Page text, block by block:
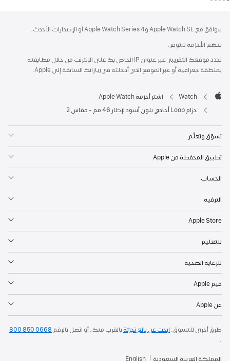
يتوافق مع Apple Watch SE وApple Watch Series 4 أو الإصدارات الأحدث.
تخضع الأحزمة للتوفر.
نحدد موقعك التقريبي عبر عنوان IP الخاص بك على الإنترنت من خلال مطابقته
بمنطقة جغرافية أو عبر الموقع الذي أدخلته في زياراتك السابقة إلى Apple.
Watch
اشتر أحزمة Apple Watch
حزام Loop أحادي بلون أسود لإطار 46 مم - مقاس 2
تسوّق وتعلّم
تطبيق المحفظة من Apple
الحساب
الترفيه
Apple Store
للتعليم
للرعاية الصحية
قيم Apple
عن Apple
طرق أخرى للتسوق: ابحث عن بائع تجزئة بالقرب منك. أو اتصل بالرقم 800 850 0668
.
المملكة العربية السعودية English